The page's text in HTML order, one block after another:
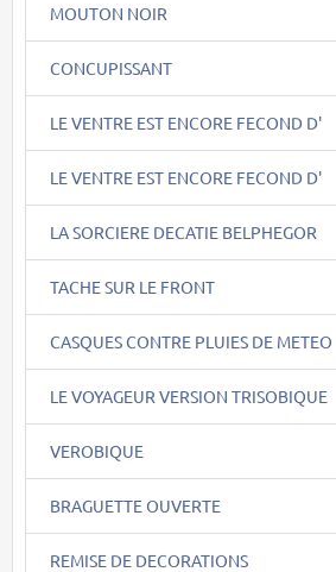
MOUTON NOIR
CONCUPISSANT
LE VENTRE EST ENCORE FECOND D'
LE VENTRE EST ENCORE FECOND D'
LA SORCIERE DECATIE BELPHEGOR
TACHE SUR LE FRONT
CASQUES CONTRE PLUIES DE METEO
LE VOYAGEUR VERSION TRISOBIQUE
VEROBIQUE
BRAGUETTE OUVERTE
REMISE DE DECORATIONS